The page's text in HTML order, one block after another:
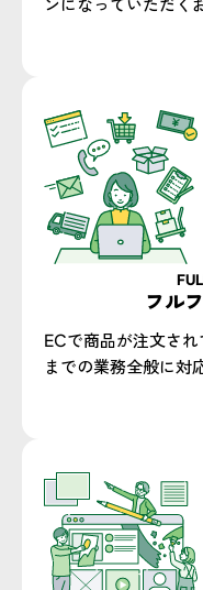
フル
ECで商品が注文さ
までの業務全般に対